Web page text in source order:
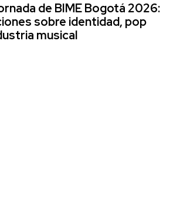
de BIME Bogotá 2026:
sobre identidad, pop
musical